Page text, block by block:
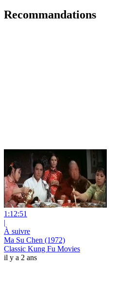
Recommandations
1:12:51
|
À suivre
Ma Su Chen (1972)
Classic Kung Fu Movies
il y a 2 ans